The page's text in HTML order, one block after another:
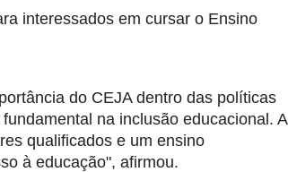
interessados em cursar o Ensino
do CEJA dentro das políticas
na inclusão educacional. A
qualificados e um ensino
à educação", afirmou.